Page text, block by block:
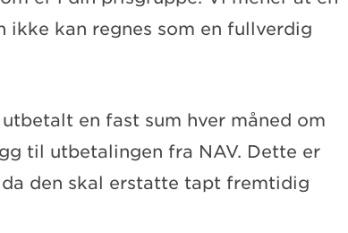
ikke kan regnes som en fullverdig
en fast sum hver måned om
til utbetalingen fra NAV. Dette er
den skal erstatte tapt fremtidig